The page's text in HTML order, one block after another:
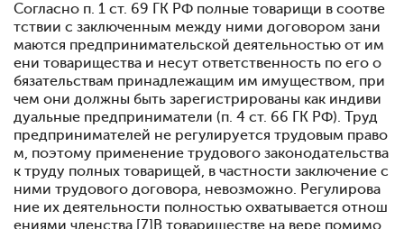
Согласно п. 1 ст. 69 ГК РФ полные товарищи в соотве
тствии с заключенным между ними договором зани
маются предпринимательской деятельностью от им
ени товарищества и несут ответственность по его о
бязательствам принадлежащим им имуществом, при
чем они должны быть зарегистрированы как индиви
дуальные предприниматели (п. 4 ст. 66 ГК РФ). Труд
предпринимателей не регулируется трудовым право
м, поэтому применение трудового законодательства
к труду полных товарищей, в частности заключение с
ними трудового договора, невозможно. Регулирова
ние их деятельности полностью охватывается отнош
ениями членства.[7]В товариществе на вере помимо